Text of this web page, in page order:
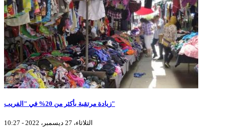
زيادة مرتقبة بأكثر من 20% في "الفريب"
الثلاثاء، 27 ديسمبر، 2022 - 10:27